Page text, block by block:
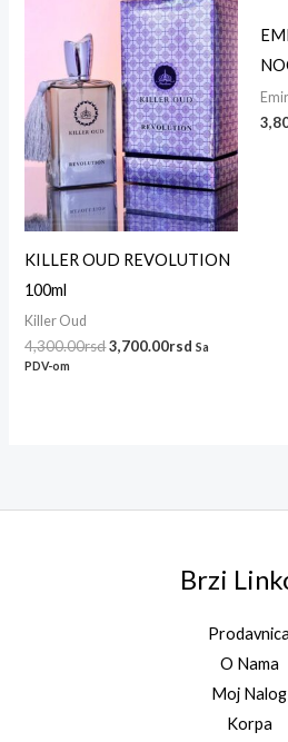
KILLER OUD REVOLUTION
100ml
Killer Oud
4,300.00rsd
bila:
4,300.00rsd.
3,700.00rsd
3,700.00rsd.
Sa
PDV-om
Emir
Brzi
Prodavnica
O Nama
Moj Nalog
Korpa